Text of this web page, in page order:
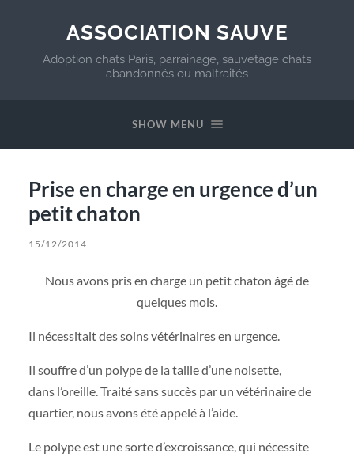
ASSOCIATION SAUVE
Adoption chats Paris, parrainage, sauvetage chats
abandonnés ou maltraités
SHOW MENU
Prise en charge en urgence d’un
petit chaton
15/12/2014
Nous avons pris en charge un petit chaton âgé de
quelques mois.
Il nécessitait des soins vétérinaires en urgence.
Il souffre d’un polype de la taille d’une noisette,
dans l’oreille. Traité sans succès par un vétérinaire de
quartier, nous avons été appelé à l’aide.
Le polype est une sorte d’excroissance, qui nécessite